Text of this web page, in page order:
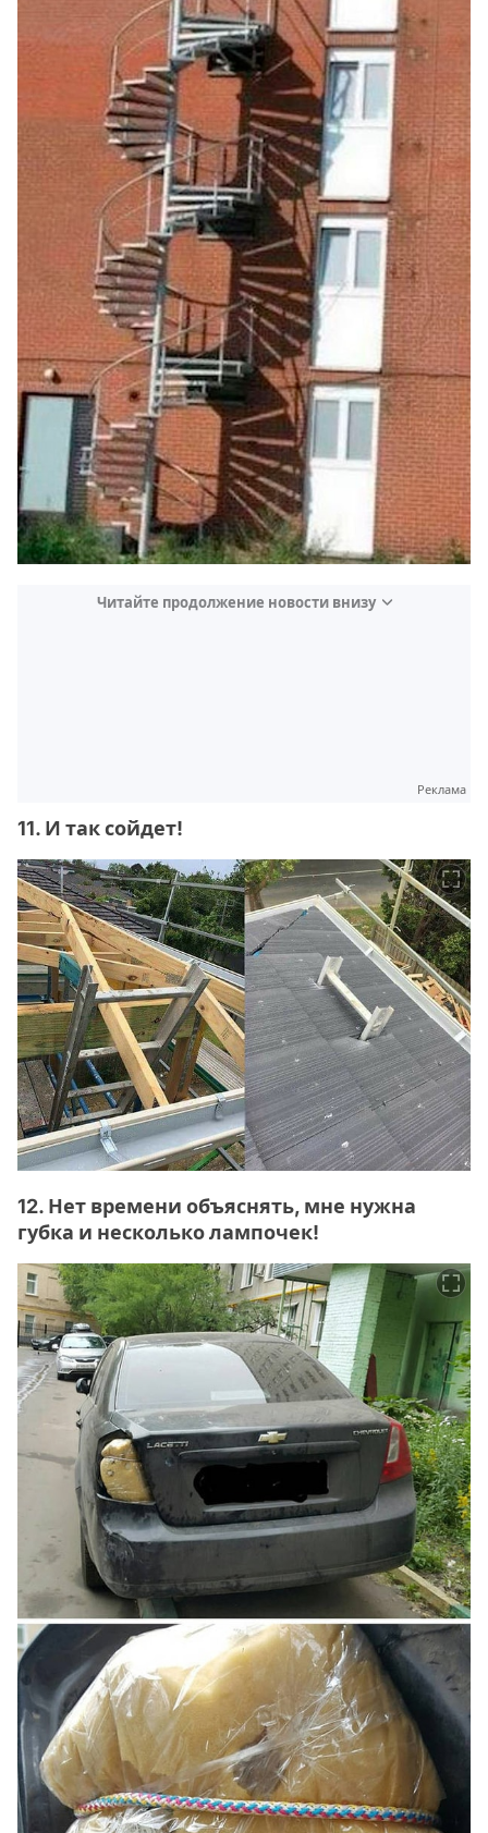
Читайте продолжение новости внизу
Реклама
11. И так сойдет!
12. Нет времени объяснять, мне нужна
губка и несколько лампочек!